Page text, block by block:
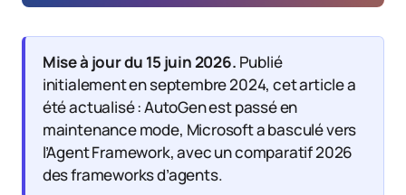
Mise à jour du 15 juin 2026. Publié
initialement en septembre 2024, cet article a
été actualisé : AutoGen est passé en
maintenance mode, Microsoft a basculé vers
l’Agent Framework, avec un comparatif 2026
des frameworks d’agents.